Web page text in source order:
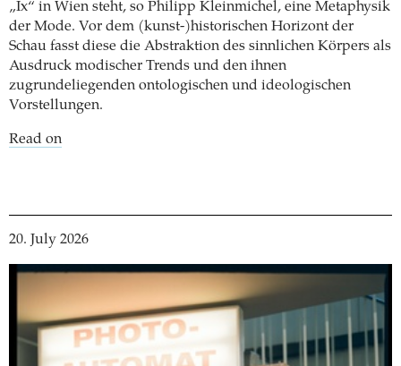
„Ix“ in Wien steht, so Philipp Kleinmichel, eine Metaphysik
der Mode. Vor dem (kunst-)historischen Horizont der
Schau fasst diese die Abstraktion des sinnlichen Körpers als
Ausdruck modischer Trends und den ihnen
zugrundeliegenden ontologischen und ideologischen
Vorstellungen.
Read on
20. July 2026